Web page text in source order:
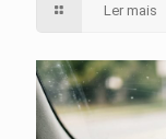
Ler mais